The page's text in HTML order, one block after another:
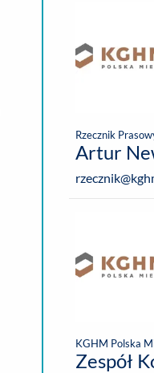
Rzecznik
Artur
KGHM Polska
Zespół